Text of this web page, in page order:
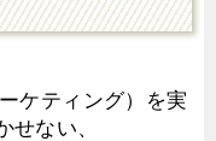
ケティング）を実
せない、